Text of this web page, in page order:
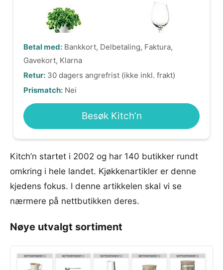
Betal med: Bankkort, Delbetaling, Faktura,
Gavekort, Klarna
Retur: 30 dagers angrefrist (ikke inkl. frakt)
Prismatch: Nei
Besøk Kitch’n
Kitch’n startet i 2002 og har 140 butikker rundt
omkring i hele landet. Kjøkkenartikler er denne
kjedens fokus. I denne artikkelen skal vi se
nærmere på nettbutikken deres.
Nøye utvalgt sortiment